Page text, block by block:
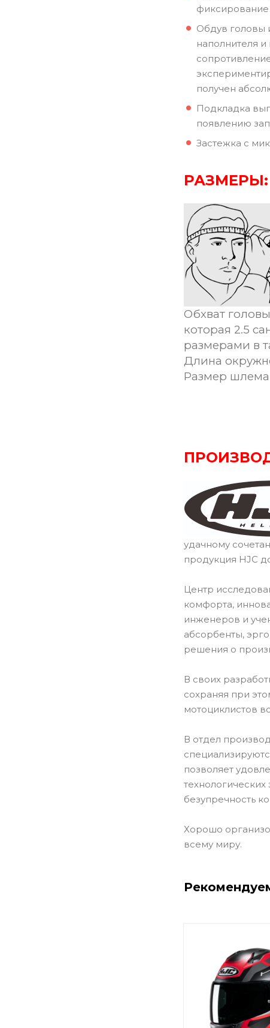
фиксирование
Обдув головы
наполнителя
получен
Подкладка
появлению
Застежка с
РАЗМЕРЫ:
Обхват
которая 2.5
размерами в
Длина
Размер шлема
удачному
продукция HJC
Центр
комфорта,
инженеров и
абсорбенты,
решения о
В своих
сохраняя при
мотоциклистов
В отдел
позволяет
безупречность
Хорошо
всему миру.